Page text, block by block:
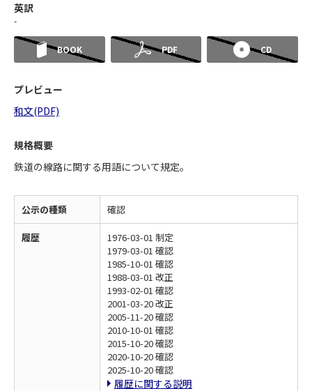
英訳
-
BOOK PDF CD
プレビュー
和文(PDF)
規格概要
鉄道の線路に関する用語について規定。
公示の種類 確認
履歴
1976-03-01 制定
1979-03-01 確認
1985-10-01 確認
1988-03-01 改正
1993-02-01 確認
2001-03-20 改正
2005-11-20 確認
2010-10-01 確認
2015-10-20 確認
2020-10-20 確認
2025-10-20 確認
履歴に関する説明